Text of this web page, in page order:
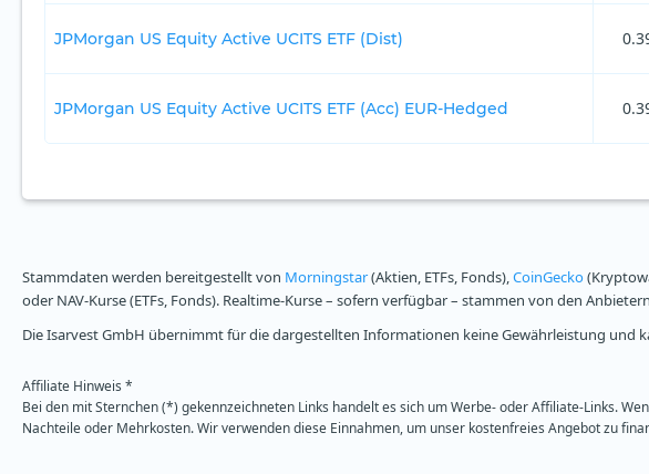
JPMorgan US Equity Active UCITS ETF (Dist)
JPMorgan US Equity Active UCITS ETF (Acc) EUR-Hedged
Stammdaten werden bereitgestellt von Morningstar(Aktien, ETFs, Fonds),CoinGecko
oder NAV-Kurse (ETFs, Fonds). Realtime-Kurse – sofern verfügbar – stammen von den
Die Isarvest GmbH übernimmt für die dargestellten Informationen keine Gewährleistung und
Affiliate Hinweis *
Bei den mit Sternchen (*) gekennzeichneten Links handelt es sich um Werbe- oder Affiliate-Links.
Nachteile oder Mehrkosten. Wir verwenden diese Einnahmen, um unser kostenfreies Angebot zu